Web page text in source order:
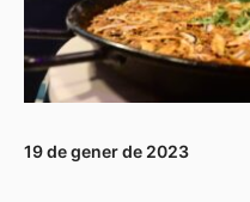
19 de gener de 2023